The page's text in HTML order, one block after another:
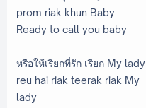
prom riak khun Baby
Ready to call you baby
หรือให้เรียกที่รัก เรียก My lady
reu hai riak teerak riak My
lady